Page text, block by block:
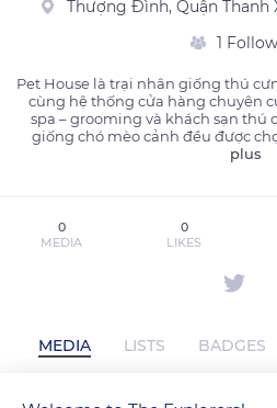
Thượng Đình, Quận Thanh
1
Pet House là trại nhân giống thú
cùng hệ thống cửa hàng chuyên
spa – grooming và khách sạn thú
giống chó mèo cảnh đều được
plus
0
MEDIA
0
LIKES
MEDIA LISTS BADGES